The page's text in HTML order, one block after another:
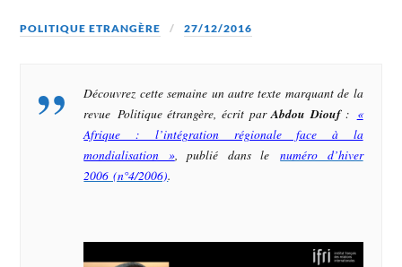
POLITIQUE ETRANGÈRE 27/12/2016
Découvrez cette semaine un autre texte marquant de la
revue Politique étrangère, écrit parAbdou Diouf: «
Afrique : l’intégration régionale face à la
mondialisation », publié dans lenuméro d’hiver
2006 (n°4/2006).